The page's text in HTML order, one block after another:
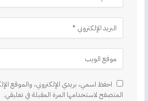
احفظ اسمي، بريدي الإلكتروني، والموقع
المتصفح لاستخدامها المرة المقبلة في تعليقي.